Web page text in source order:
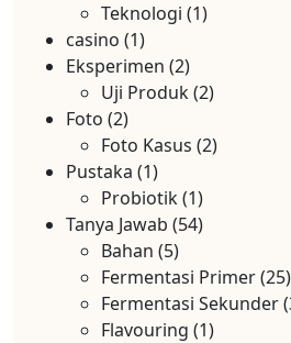
Teknologi (1)
casino (1)
Eksperimen (2)
Uji Produk(2)
Foto (2)
Foto Kasus (2)
Pustaka (1)
Probiotik(1)
Tanya Jawab (54)
Bahan (5)
Fermentasi Primer(25)
Fermentasi Sekunder
Flavouring (1)